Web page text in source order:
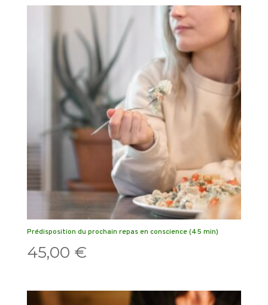
Prédisposition du prochain repas en conscience (45 min)
45,00 €